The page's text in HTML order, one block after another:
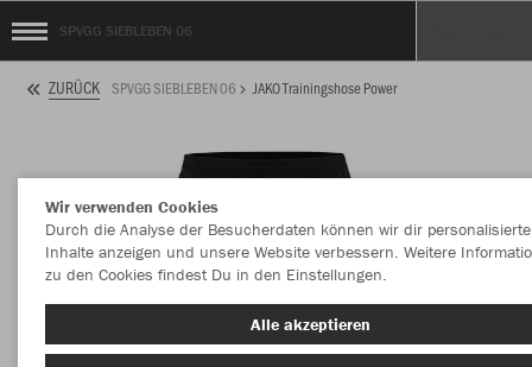
SPVGG SIEBLEBEN 06
ZURÜCK SPVGG SIEBLEBEN 06 JAKO Trainingshose Power
Wir verwenden Cookies
Durch die Analyse der Besucherdaten können wir dir personalisierte
Inhalte anzeigen und unsere Website verbessern. Weitere
zu den Cookies findest Du in den Einstellungen.
Alle akzeptieren